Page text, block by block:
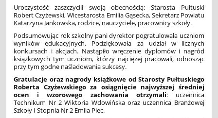
Uroczystość zaszczycili swoją obecnością: Starosta Pułtuski
Robert Czyżewski, Wicestarosta Emilia Gąsecka, Sekretarz Powiatu
Katarzyna Jankowska, rodzice, nauczyciele, pracownicy szkoły.
Podsumowując rok szkolny pani dyrektor pogratulowała uczniom
wyników edukacyjnych. Podziękowała za udział w licznych
konkursach i akcjach. Nastąpiło wręczenie dyplomów i nagród
książkowych tym uczniom, którzy najciężej pracowali, odnosząc
przy tym godne naśladowania sukcesy.
Gratulacje oraz nagrody książkowe od Starosty Pułtuskiego
Roberta Czyżewskiego za osiągnięcie najwyższej średniej
ocen i wzorowego zachowania otrzymali: uczennica
Technikum Nr 2 Wiktoria Wdowińska oraz uczennica Branżowej
Szkoły I Stopnia Nr 2 Emila Plec.